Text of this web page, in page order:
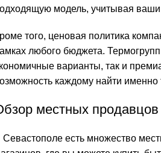
модель, учитывая ваши
того, ценовая политика
любого бюджета.
варианты, так и
каждому найти именно
местных продавцов
Севастополе есть множество